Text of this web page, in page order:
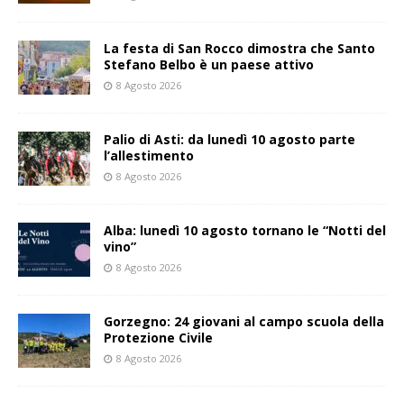
La festa di San Rocco dimostra che Santo
Stefano Belbo è un paese attivo
8 Agosto 2026
Palio di Asti: da lunedì 10 agosto parte
l’allestimento
8 Agosto 2026
Alba: lunedì 10 agosto tornano le “Notti del
vino”
8 Agosto 2026
Gorzegno: 24 giovani al campo scuola della
Protezione Civile
8 Agosto 2026